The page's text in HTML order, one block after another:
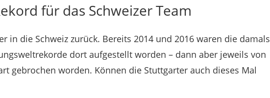
für das Schweizer Team
in die Schweiz zurück. Bereits 2014 und 2016 waren die damals
dort aufgestellt worden – dann aber jeweils von
gebrochen worden. Können die Stuttgarter auch dieses Mal